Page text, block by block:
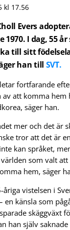
kl 17.56
Evers
1970. I dag, 55
till sitt
han till SVT.
fortfarande
att komma hem
säger han.
mer och det är
tror att det är
kan språket,
som valt
hem, säger
vistelsen i
en känsla som
skäggväxt
han själv saknade